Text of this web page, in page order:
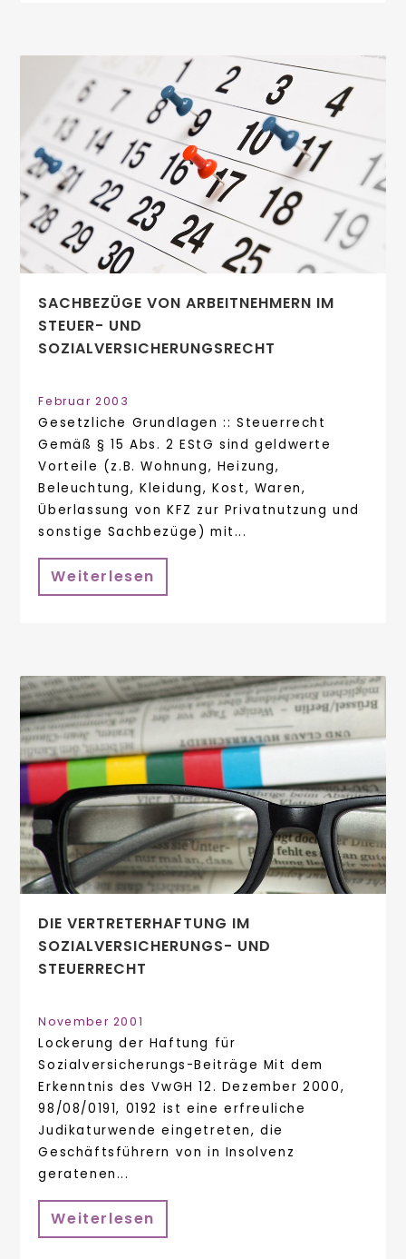
SACHBEZÜGE VON ARBEITNEHMERN IM
STEUER- UND
SOZIALVERSICHERUNGSRECHT
Februar 2003
Gesetzliche Grundlagen :: Steuerrecht
Gemäß § 15 Abs. 2 EStG sind geldwerte
Vorteile (z.B. Wohnung, Heizung,
Beleuchtung, Kleidung, Kost, Waren,
Überlassung von KFZ zur Privatnutzung und
sonstige Sachbezüge) mit...
Weiterlesen
DIE VERTRETERHAFTUNG IM
SOZIALVERSICHERUNGS- UND
STEUERRECHT
November 2001
Lockerung der Haftung für
Sozialversicherungs-Beiträge Mit dem
Erkenntnis des VwGH 12. Dezember 2000,
98/08/0191, 0192 ist eine erfreuliche
Judikaturwende eingetreten, die
Geschäftsführern von in Insolvenz
geratenen...
Weiterlesen